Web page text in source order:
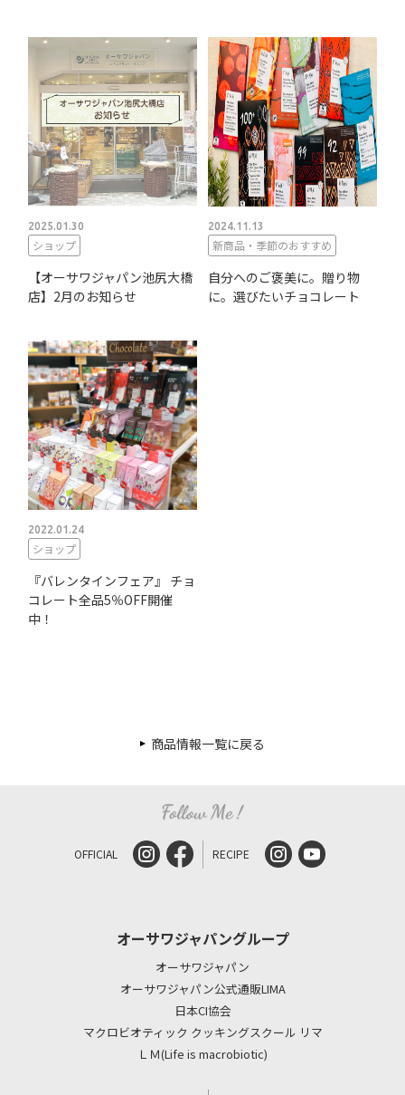
2025.01.30
ショップ
【オーサワジャパン池尻大橋
店】2月のお知らせ
2024.11.13
新商品・季節のおすすめ
自分へのご褒美に。贈り物
に。選びたいチョコレート
2022.01.24
ショップ
『バレンタインフェア』 チョ
コレート全品5％OFF開催
中！
商品情報一覧に戻る
OFFICIAL RECIPE
オーサワジャパングループ
オーサワジャパン
オーサワジャパン公式通販LIMA
日本CI協会
マクロビオティック クッキングスクール リマ
ＬＭ(Life is macrobiotic)